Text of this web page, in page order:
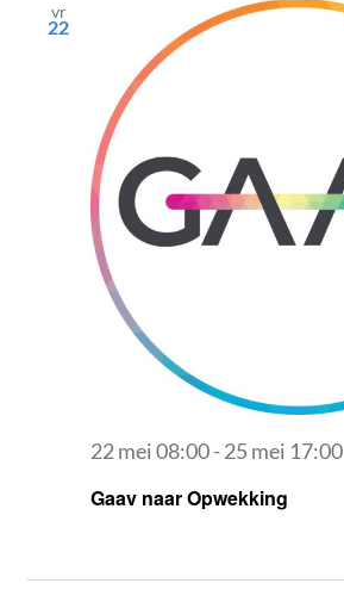
vr
22
Gaav naar Opwekking
22 mei 08:00-25 mei 17:00